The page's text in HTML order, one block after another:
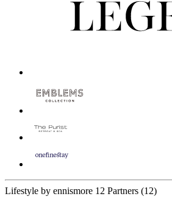
Lifestyle by ennismore 12 Partners (12)